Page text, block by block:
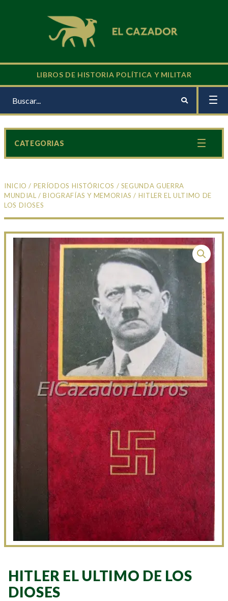
LIBROS DE HISTORIA POLÍTICA Y MILITAR
INICIO / PERÍODOS HISTÓRICOS / SEGUNDA GUERRA
MUNDIAL /BIOGRAFÍAS Y MEMORIAS / HITLER EL ULTIMO DE
LOS DIOSES
HITLER EL ULTIMO DE LOS
DIOSES
CATEGORIAS